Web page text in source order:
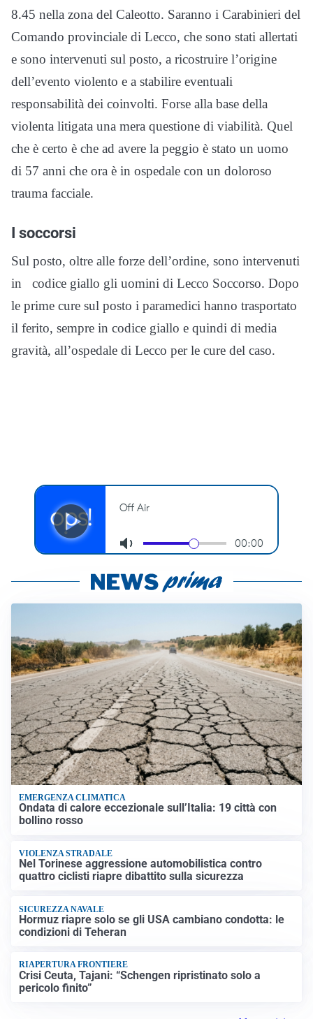
8.45 nella zona del Caleotto. Saranno i Carabinieri del
Comando provinciale di Lecco, che sono stati allertati
e sono intervenuti sul posto, a ricostruire l’origine
dell’evento violento e a stabilire eventuali
responsabilità dei coinvolti. Forse alla base della
violenta litigata una mera questione di viabilità. Quel
che è certo è che ad avere la peggio è stato un uomo
di 57 anni che ora è in ospedale con un doloroso
trauma facciale.
I soccorsi
Sul posto, oltre alle forze dell’ordine, sono intervenuti
in codice giallo gli uomini di Lecco Soccorso. Dopo
le prime cure sul posto i paramedici hanno trasportato
il ferito, sempre in codice giallo e quindi di media
gravità, all’ospedale di Lecco per le cure del caso.
EMERGENZA CLIMATICA
Ondata di calore eccezionale sull’Italia: 19 città con
bollino rosso
VIOLENZA STRADALE
Nel Torinese aggressione automobilistica contro
quattro ciclisti riapre dibattito sulla sicurezza
SICUREZZA NAVALE
Hormuz riapre solo se gli USA cambiano condotta: le
condizioni di Teheran
RIAPERTURA FRONTIERE
Crisi Ceuta, Tajani: “Schengen ripristinato solo a
pericolo finito”